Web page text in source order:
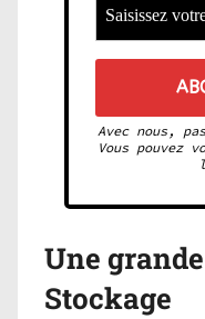
Avec nous,
Vous pouvez
Une
Stockage